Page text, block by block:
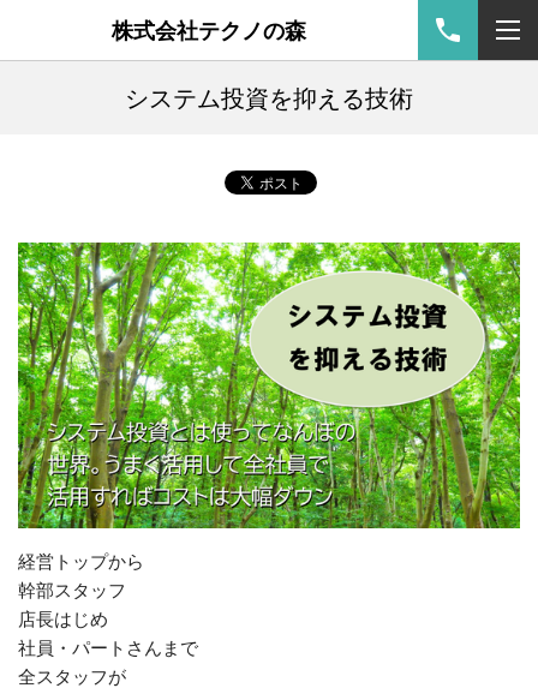
株式会社テクノの森
システム投資を抑える技術
経営トップから
幹部スタッフ
店長はじめ
社員・パートさんまで
全スタッフが